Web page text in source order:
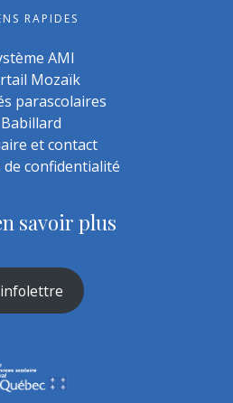
RAPIDES
AMI
Mozaïk
parascolaires
Babillard
et contact
de confidentialité
savoir plus